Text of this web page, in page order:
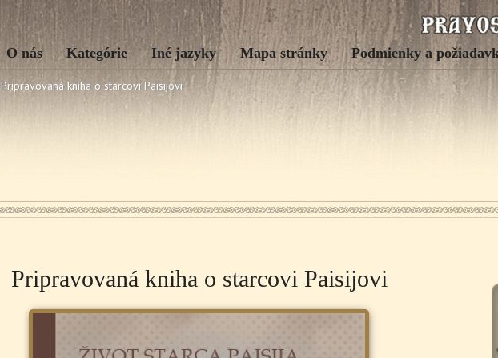
O nás Kategórie Iné jazyky Mapa stránky Podmienky a
Pripravovaná kniha o starcovi Paisijovi
Pripravovaná kniha o starcovi Paisijovi